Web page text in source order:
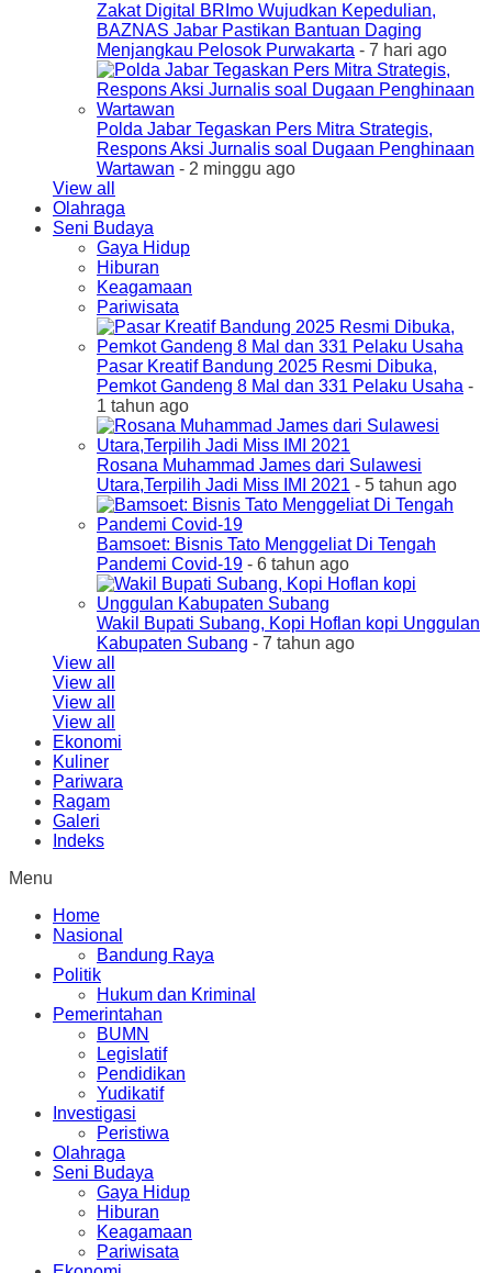
Zakat Digital BRImo Wujudkan Kepedulian,
BAZNAS Jabar Pastikan Bantuan Daging
Menjangkau Pelosok Purwakarta - 7 hari ago
Polda Jabar Tegaskan Pers Mitra Strategis,
Respons Aksi Jurnalis soal Dugaan Penghinaan
Wartawan - 2 minggu ago
View all
Olahraga
Seni Budaya
Gaya Hidup
Hiburan
Keagamaan
Pariwisata
Pasar Kreatif Bandung 2025 Resmi Dibuka,
Pemkot Gandeng 8 Mal dan 331 Pelaku Usaha -
1 tahun ago
Rosana Muhammad James dari Sulawesi
Utara,Terpilih Jadi Miss IMI 2021 - 5 tahun ago
Bamsoet: Bisnis Tato Menggeliat Di Tengah
Pandemi Covid-19 - 6 tahun ago
Wakil Bupati Subang, Kopi Hoflan kopi Unggulan
Kabupaten Subang - 7 tahun ago
View all
View all
View all
View all
Ekonomi
Kuliner
Pariwara
Ragam
Galeri
Indeks
Menu
Home
Nasional
Bandung Raya
Politik
Hukum dan Kriminal
Pemerintahan
BUMN
Legislatif
Pendidikan
Yudikatif
Investigasi
Peristiwa
Olahraga
Seni Budaya
Gaya Hidup
Hiburan
Keagamaan
Pariwisata